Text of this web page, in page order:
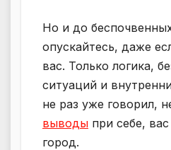
Но и до
опускайтесь, даже
вас. Только логика,
ситуаций и
не раз уже говорил,
выводы при себе,
город.